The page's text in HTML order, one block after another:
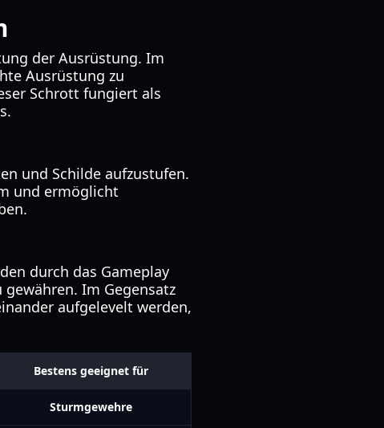
der Ausrüstung. Im
Ausrüstung zu
Schrott fungiert als
und Schilde aufzustufen.
und ermöglicht
durch das Gameplay
Im Gegensatz
aufgelevelt werden,
Bestens geeignet für
Sturmgewehre